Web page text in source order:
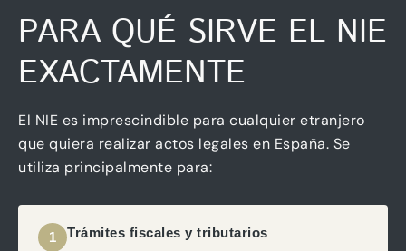
PARA QUÉ SIRVE EL NIE
EXACTAMENTE
El NIE es imprescindible para cualquier etranjero
que quiera realizar actos legales en España. Se
utiliza principalmente para:
1 Trámites fiscales y tributarios